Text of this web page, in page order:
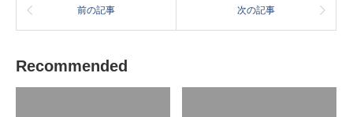
前の記事 次の記事
Recommended